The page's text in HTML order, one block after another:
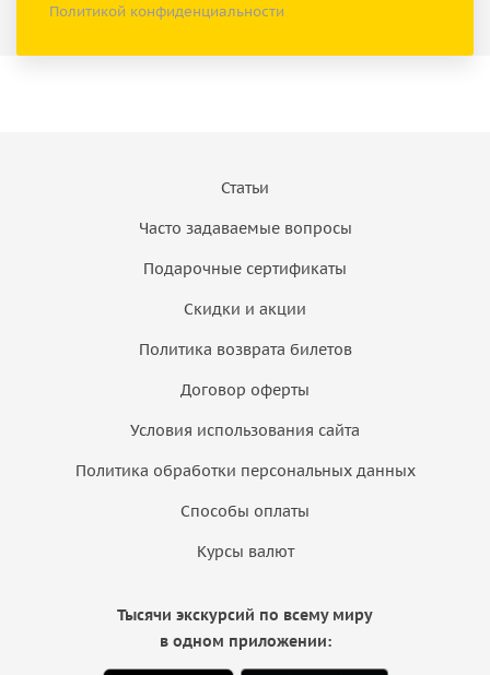
Политикой конфиденциальности
Статьи
Часто задаваемые вопросы
Подарочные сертификаты
Скидки и акции
Политика возврата билетов
Договор оферты
Условия использования сайта
Политика обработки персональных данных
Способы оплаты
Курсы валют
Тысячи экскурсий по всему миру
в одном приложении: